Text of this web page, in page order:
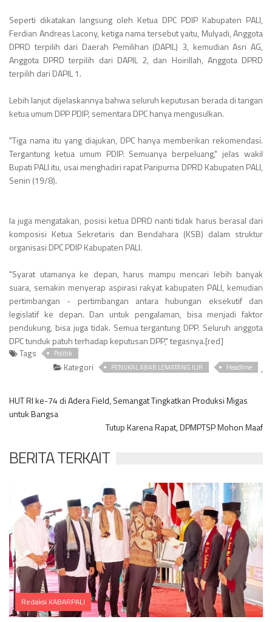
Seperti dikatakan langsung oleh Ketua DPC PDIP Kabupaten PALI,
Ferdian Andreas Lacony, ketiga nama tersebut yaitu, Mulyadi, Anggota
DPRD terpilih dari Daerah Pemilihan (DAPIL) 3, kemudian Asri AG,
Anggota DPRD terpilih dari DAPIL 2, dan Hoirillah, Anggota DPRD
terpilih dari DAPIL 1.
Lebih lanjut dijelaskannya bahwa seluruh keputusan berada di tangan
ketua umum DPP PDIP, sementara DPC hanya mengusulkan.
"Tiga nama itu yang diajukan, DPC hanya memberikan rekomendasi.
Tergantung ketua umum PDIP. Semuanya berpeluang," jelas wakil
Bupati PALI itu, usai menghadiri rapat Paripurna DPRD Kabupaten PALI,
Senin (19/8).
Ia juga mengatakan, posisi ketua DPRD nanti tidak harus berasal dari
komposisi Ketua Sekretaris dan Bendahara (KSB) dalam struktur
organisasi DPC PDIP Kabupaten PALI.
"Syarat utamanya ke depan, harus mampu mencari lebih banyak
suara, semakin menyerap aspirasi rakyat kabupaten PALI, kemudian
pertimbangan - pertimbangan antara hubungan eksekutif dan
legislatif ke depan. Dan untuk pengalaman, bisa menjadi faktor
pendukung, bisa juga tidak. Semua tergantung DPP. Seluruh anggota
DPC tunduk patuh terhadap keputusan DPP," tegasnya.[red]
Tags Politik
Kategori PENUKAL ABAB LEMATANG ILIR ,
Headline
HUT RI ke-74 di Adera Field, Semangat Tingkatkan Produksi Migas
untuk Bangsa
Tutup Karena Rapat, DPMPTSP Mohon Maaf
BERITA TERKAIT
Redaksi KABARPALI
Comments